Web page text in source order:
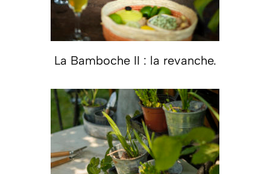
La Bamboche II : la revanche.